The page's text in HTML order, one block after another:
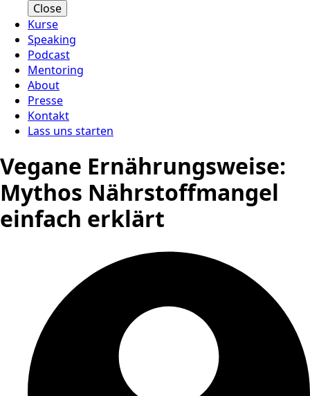
Close
Kurse
Speaking
Podcast
Mentoring
About
Presse
Kontakt
Lass uns starten
Vegane Ernährungsweise:
Mythos Nährstoffmangel
einfach erklärt